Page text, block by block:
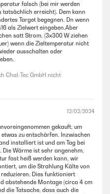
falsch (bei mir werden
tatsächlich erreicht). Dem kann
Target begegnen. Dn wenn
als Zielwert eingeben.Aber
satt Strom, (3x300 W ziehen
wenn die Zieltemperatur nicht
ausschalten oder
Chal-Tec GmbH nicht
12/02/2024
gekauft, um
zu entschärfen. Inzwischen
installiert ist und am Tag bei
Wärme ist sehr angenehm,
fast heiß werden kann, wir
um die Strahlung Kälte von
Dies funktioniert
abstehende Montage (circa 4 cm
die Tatsache, dass auch die